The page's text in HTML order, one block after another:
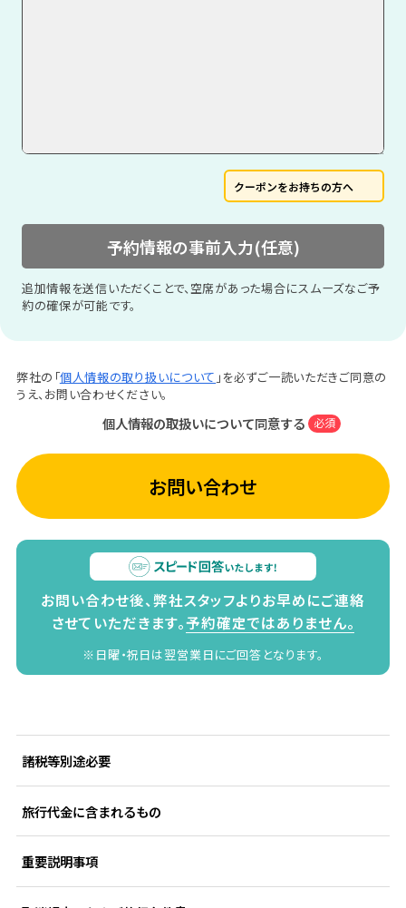
クーポンをお持ちの方へ
予約情報の事前入力(任意)
追加情報を送信いただくことで、空席があった場合にスムーズなご予
約の確保が可能です。
弊社の「個人情報の取り扱いについて 」を必ずご一読いただきご同意の
うえ、お問い合わせください。
個人情報の取扱いについて同意する 必須
お問い合わせ
お問い合わせ後、弊社スタッフよりお早めにご連絡
させていただきます。予約確定ではありません。
※日曜・祝日は翌営業日にご回答となります。
諸税等別途必要
旅行代金に含まれるもの
重要説明事項